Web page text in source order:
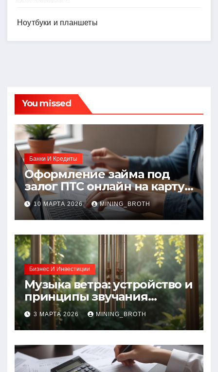
Ноутбуки и планшеты
You missed
Банки И Кредиты
Оформление займа под
залог ПТС онлайн на карту
без визита в офис: порядок,
требования и документы
10 МАРТА 2026 MINING_BROTH
Бизнес И Инвестиции
Музыка ветра: устройство и
принципы звучания
колокольчиков
3 МАРТА 2026 MINING_BROTH